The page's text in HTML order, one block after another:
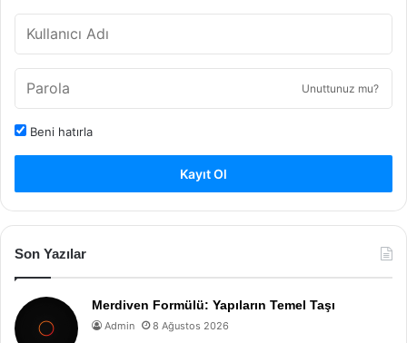
Unuttunuz mu?
Beni hatırla
Kayıt Ol
Son Yazılar
Merdiven Formülü: Yapıların Temel Taşı
Admin 8 Ağustos 2026